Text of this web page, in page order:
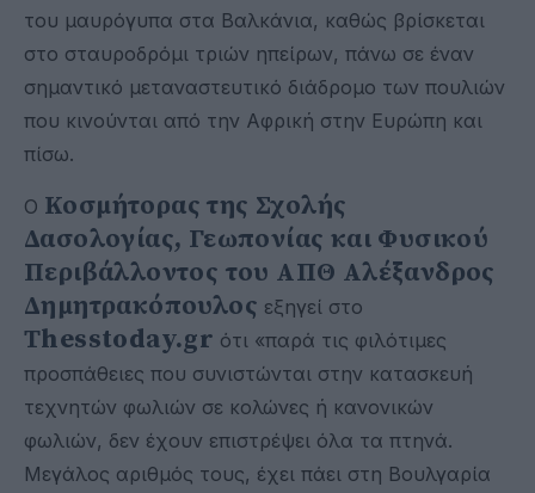
του μαυρόγυπα στα Βαλκάνια, καθώς βρίσκεται
στο σταυροδρόμι τριών ηπείρων, πάνω σε έναν
σημαντικό μεταναστευτικό διάδρομο των πουλιών
που κινούνται από την Αφρική στην Ευρώπη και
πίσω.
Ο Κοσμήτορας της Σχολής
Δασολογίας, Γεωπονίας και Φυσικού
Περιβάλλοντος του ΑΠΘ Αλέξανδρος
Δημητρακόπουλος εξηγεί στο
Τhesstoday.gr ότι «παρά τις φιλότιμες
προσπάθειες που συνιστώνται στην κατασκευή
τεχνητών φωλιών σε κολώνες ή κανονικών
φωλιών, δεν έχουν επιστρέψει όλα τα πτηνά.
Μεγάλος αριθμός τους, έχει πάει στη Βουλγαρία